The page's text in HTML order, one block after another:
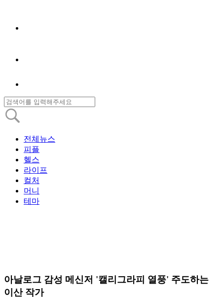
전체뉴스
피플
헬스
라이프
컬처
머니
테마
아날로그 감성 메신저 '캘리그라피 열풍' 주도하는
이산 작가